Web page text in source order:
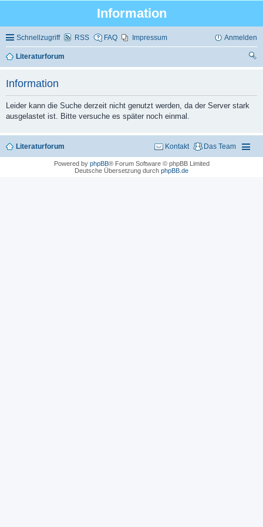
Information
Schnellzugriff RSS FAQ Impressum Anmelden
Literaturforum
Information
Leider kann die Suche derzeit nicht genutzt werden, da der Server stark
ausgelastet ist. Bitte versuche es später noch einmal.
Literaturforum Das Team
Kontakt
Powered by phpBB® Forum Software © phpBB Limited
Deutsche Übersetzung durch phpBB.de